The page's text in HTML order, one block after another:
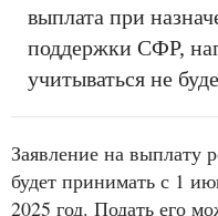
выплата при
поддержки СФР,
учитываться не
Заявление на выплату
будет принимать с 1
2025 год. Подать его